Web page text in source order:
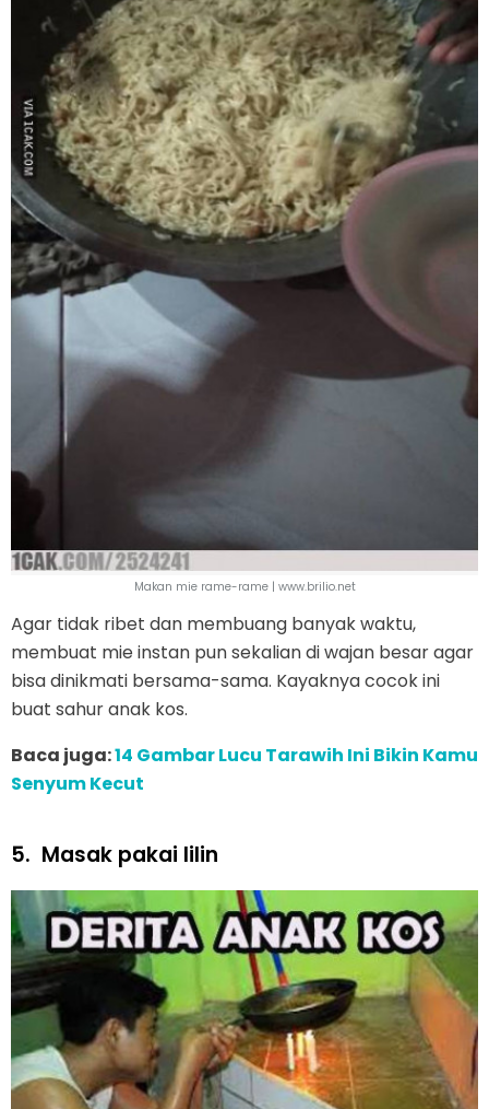
Makan mie rame-rame | www.brilio.net
Agar tidak ribet dan membuang banyak waktu,
membuat mie instan pun sekalian di wajan besar agar
bisa dinikmati bersama-sama. Kayaknya cocok ini
buat sahur anak kos.
Baca juga:14 Gambar Lucu Tarawih Ini Bikin Kamu
Senyum Kecut
5. Masak pakai lilin